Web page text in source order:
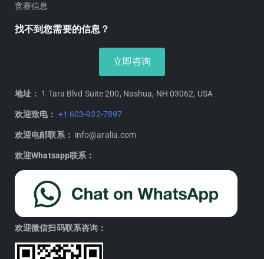
竞赛信息
找不到您需要的信息？
立即咨询
地址： 1 Tara Blvd Suite 200, Nashua, NH 03062, USA
欢迎致电： +1 603-932-7897
欢迎电邮联系： info@aralia.com
欢迎Whatsapp联系：
欢迎微信扫码联系咨询：